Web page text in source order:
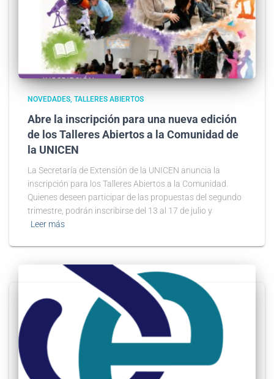
NOVEDADES TALLERES ABIERTOS
Abre la inscripción para una nueva edición
de los Talleres Abiertos a la Comunidad de
la UNICEN
La Secretaría de Extensión de la UNICEN anuncia la
inscripción para los Talleres Abiertos a la Comunidad.
Quienes deseen participar de las propuestas del segundo
trimestre, podrán inscribirse del 13 al 17 de julio y
Leer más